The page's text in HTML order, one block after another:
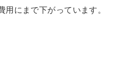
にまで下がっています。